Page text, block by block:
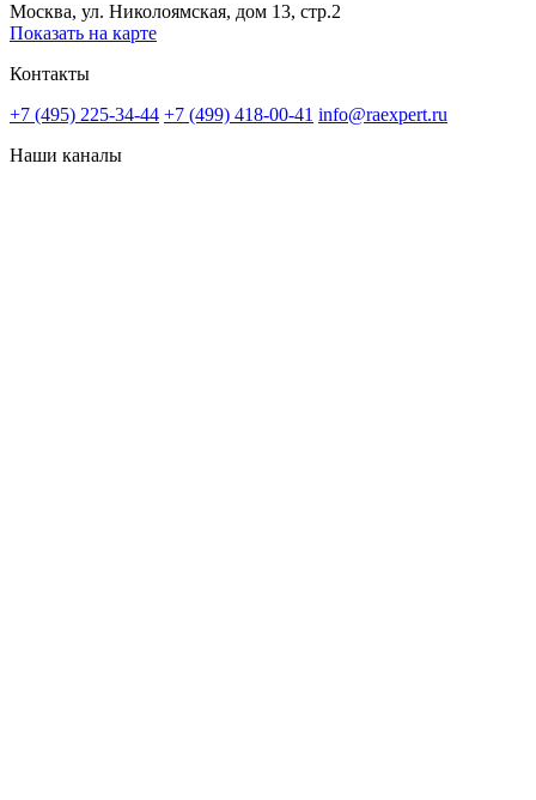
Москва, ул. Николоямская, дом 13, стр.2
Показать на карте
Контакты
+7 (495) 225-34-44 +7 (499) 418-00-41 info@raexpert.ru
Наши каналы